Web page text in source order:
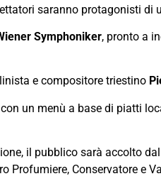
saranno protagonisti di
Symphoniker, pronto a
e compositore triestino
un menù a base di piatti
il pubblico sarà accolto
Profumiere, Conservatore e